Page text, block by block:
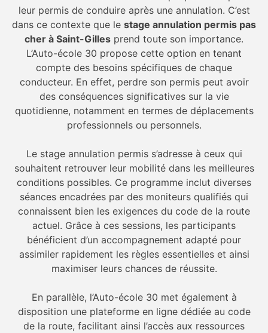
leur permis de conduire après une annulation. C’est
dans ce contexte que le stage annulation permis pas
cher à Saint-Gilles prend toute son importance.
L’Auto-école 30 propose cette option en tenant
compte des besoins spécifiques de chaque
conducteur. En effet, perdre son permis peut avoir
des conséquences significatives sur la vie
quotidienne, notamment en termes de déplacements
professionnels ou personnels.
Le stage annulation permis s’adresse à ceux qui
souhaitent retrouver leur mobilité dans les meilleures
conditions possibles. Ce programme inclut diverses
séances encadrées par des moniteurs qualifiés qui
connaissent bien les exigences du code de la route
actuel. Grâce à ces sessions, les participants
bénéficient d’un accompagnement adapté pour
assimiler rapidement les règles essentielles et ainsi
maximiser leurs chances de réussite.
En parallèle, l’Auto-école 30 met également à
disposition une plateforme en ligne dédiée au code
de la route, facilitant ainsi l’accès aux ressources